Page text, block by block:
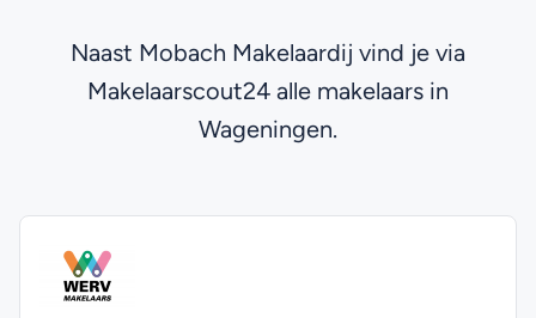
Naast Mobach Makelaardij vind je via
Makelaarscout24 alle makelaars in
Wageningen.